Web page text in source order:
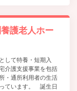
護老人ホー
して特養・短期入
介護支援事業を包括
・通所利用者の生活
ています。 誕生日